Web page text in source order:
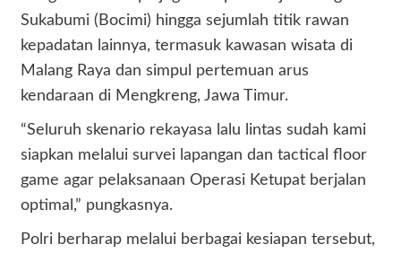
Sukabumi (Bocimi) hingga sejumlah titik rawan
kepadatan lainnya, termasuk kawasan wisata di
Malang Raya dan simpul pertemuan arus
kendaraan di Mengkreng, Jawa Timur.
“Seluruh skenario rekayasa lalu lintas sudah kami
siapkan melalui survei lapangan dan tactical floor
game agar pelaksanaan Operasi Ketupat berjalan
optimal,” pungkasnya.
Polri berharap melalui berbagai kesiapan tersebut,